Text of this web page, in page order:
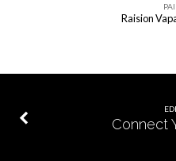
Raision
Connect